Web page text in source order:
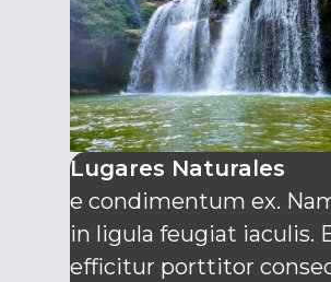
Lugares Naturales
e condimentum ex.
in ligula feugiat iaculis.
efficitur porttitor